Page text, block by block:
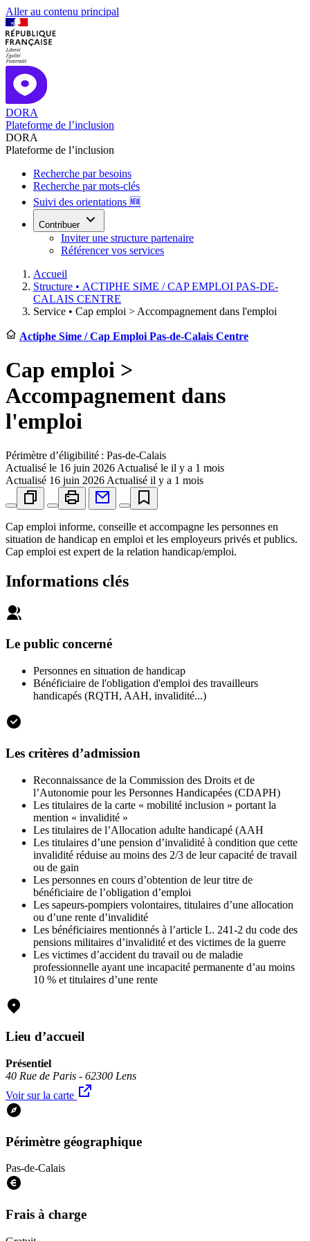
Aller au contenu principal
DORA
Plateforme de l’inclusion
DORA
Plateforme de l’inclusion
Recherche par besoins
Recherche par mots-clés
Suivi des orientations 🆕
Contribuer
Inviter une structure partenaire
Référencer vos services
Accueil
Structure • ACTIPHE SIME / CAP EMPLOI PAS-DE-
CALAIS CENTRE
Service • Cap emploi > Accompagnement dans l'emploi
Actiphe Sime / Cap Emploi Pas-de-Calais Centre
Cap emploi >
Accompagnement dans
l'emploi
Périmètre d’éligibilité : Pas-de-Calais
Actualisé le 16 juin 2026 Actualisé le il y a 1 mois
Actualisé 16 juin 2026 Actualisé il y a 1 mois
Cap emploi informe, conseille et accompagne les personnes en
situation de handicap en emploi et les employeurs privés et publics.
Cap emploi est expert de la relation handicap/emploi.
Informations clés
Le public concerné
Personnes en situation de handicap
Bénéficiaire de l'obligation d'emploi des travailleurs
handicapés (RQTH, AAH, invalidité...)
Les critères d’admission
Reconnaissance de la Commission des Droits et de
l’Autonomie pour les Personnes Handicapées (CDAPH)
Les titulaires de la carte « mobilité inclusion » portant la
mention « invalidité »
Les titulaires de l’Allocation adulte handicapé (AAH
Les titulaires d’une pension d’invalidité à condition que cette
invalidité réduise au moins des 2/3 de leur capacité de travail
ou de gain
Les personnes en cours d’obtention de leur titre de
bénéficiaire de l’obligation d’emploi
Les sapeurs-pompiers volontaires, titulaires d’une allocation
ou d’une rente d’invalidité
Les bénéficiaires mentionnés à l’article L. 241-2 du code des
pensions militaires d’invalidité et des victimes de la guerre
Les victimes d’accident du travail ou de maladie
professionnelle ayant une incapacité permanente d’au moins
10 % et titulaires d’une rente
Lieu d’accueil
Présentiel
40 Rue de Paris - 62300 Lens
Voir sur la carte
Périmètre géographique
Pas-de-Calais
Frais à charge